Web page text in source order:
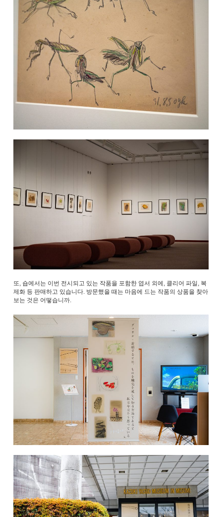
또, 숍에서는 이번 전시되고 있는 작품을 포함한 엽서 외에, 클리어 파일, 복
제화 등 판매하고 있습니다. 방문했을 때는 마음에 드는 작품의 상품을 찾아
보는 것은 어떻습니까.